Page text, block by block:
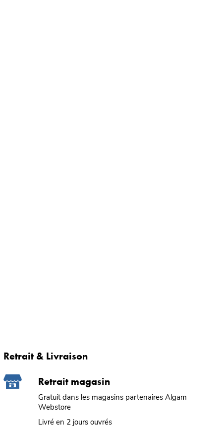
Retrait & Livraison
Retrait magasin
Gratuit dans les magasins partenaires Algam
Webstore
Livré en 2 jours ouvrés